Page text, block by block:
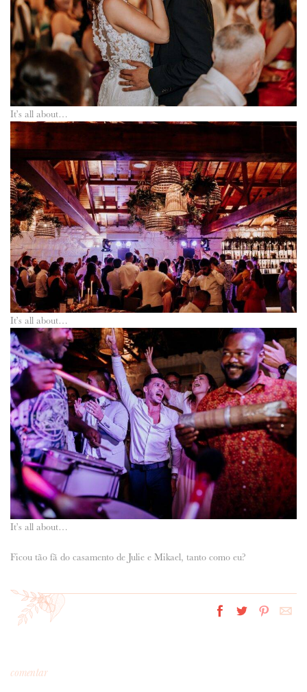
It’s all about…
It’s all about…
It’s all about…
Ficou tão fã do casamento de Julie e Mikael, tanto como eu?
comentar